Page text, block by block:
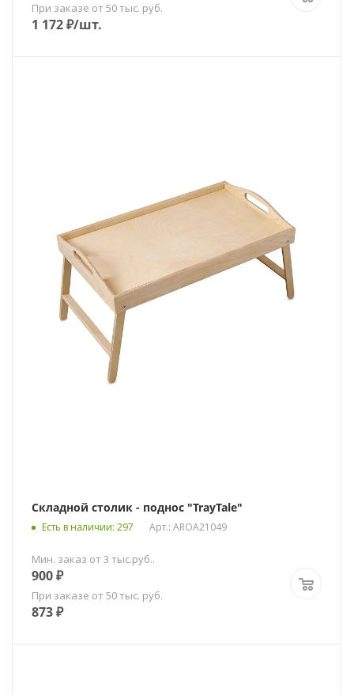
При заказе от 50 тыс. руб.
1 172₽/шт.
Складной столик - поднос "TrayTale"
Есть в наличии: 297 Арт.: AROA21049
Мин. заказ от 3 тыс.руб..
900₽
При заказе от 50 тыс. руб.
873₽